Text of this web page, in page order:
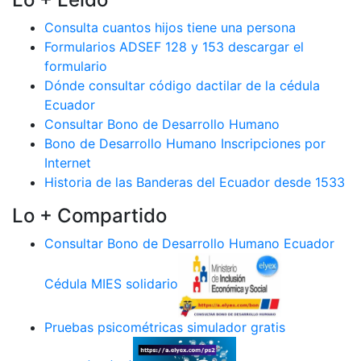
Consulta cuantos hijos tiene una persona
Formularios ADSEF 128 y 153 descargar el
formulario
Dónde consultar código dactilar de la cédula
Ecuador
Consultar Bono de Desarrollo Humano
Bono de Desarrollo Humano Inscripciones por
Internet
Historia de las Banderas del Ecuador desde 1533
Lo + Compartido
Consultar Bono de Desarrollo Humano Ecuador
Cédula MIES solidario
Pruebas psicométricas simulador gratis